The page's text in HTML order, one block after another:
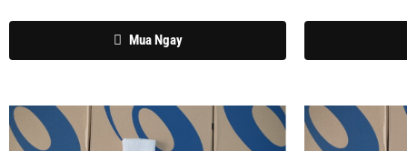
Mua Ngay
sản
Sản
phẩm
Sản
phẩm